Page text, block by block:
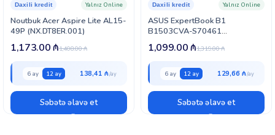
Noutbuk Acer Aspire Lite AL15-
49P (NX.DT8ER.001)
Daxili kredit Yalnız Online
1,408.00₼
1,173.00₼
6 ay 12 ay 138,41 ₼
Səbətə əlavə et
ASUS ExpertBook B1
B1503CVA-S70461
(90NX0801-M00VZ0)
Daxili kredit Yalnız Online
1,319.00₼
1,099.00₼
6 ay 12 ay 129,66 ₼
Səbətə əlavə et